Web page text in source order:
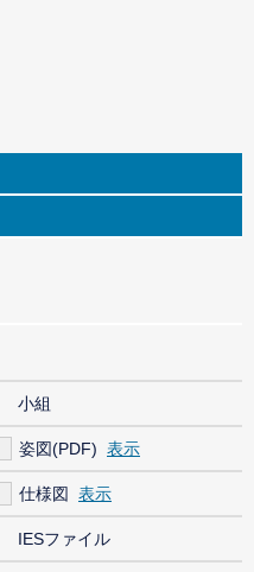
小組
姿図(PDF)
仕様図
IESファイル